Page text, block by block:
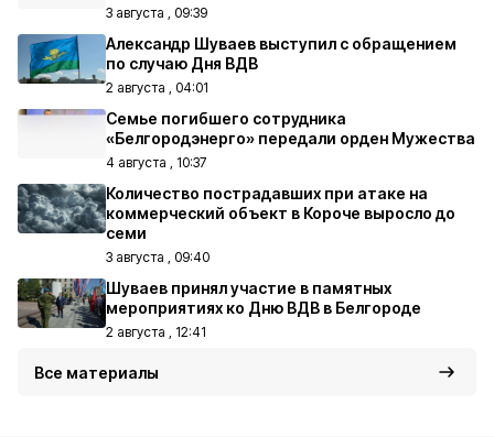
3 августа , 09:39
Александр Шуваев выступил с обращением
по случаю Дня ВДВ
2 августа , 04:01
Семье погибшего сотрудника
«Белгородэнерго» передали орден Мужества
4 августа , 10:37
Количество пострадавших при атаке на
коммерческий объект в Короче выросло до
семи
3 августа , 09:40
Шуваев принял участие в памятных
мероприятиях ко Дню ВДВ в Белгороде
2 августа , 12:41
Все материалы